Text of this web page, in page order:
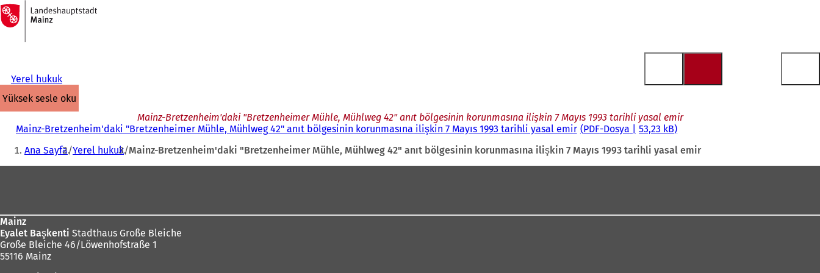
İçeriğe atla
Ana
sayfaya
Yerel hukuk
yüksek sesle oku
Mainz-Bretzenheim'daki "Bretzenheimer Mühle, Mühlweg 42" anıt bölgesinin korunmasına ilişkin 7 Mayıs 1993 tarihli yasal emir
Mainz-Bretzenheim'daki "Bretzenheimer Mühle, Mühlweg 42" anıt bölgesinin korunmasına ilişkin 7 Mayıs 1993 tarihli yasal emir PDF-Dosya 53,23 kB
Buradasınız:
Ana Sayfa Yerel hukuk Mainz-Bretzenheim'daki "Bretzenheimer Mühle, Mühlweg 42" anıt bölgesinin korunmasına ilişkin 7 Mayıs 1993 tarihli yasal emir
Mainz
Eyalet Başkenti Stadthaus Große Bleiche
Große Bleiche 46/Löwenhofstraße 1
55116 Mainz